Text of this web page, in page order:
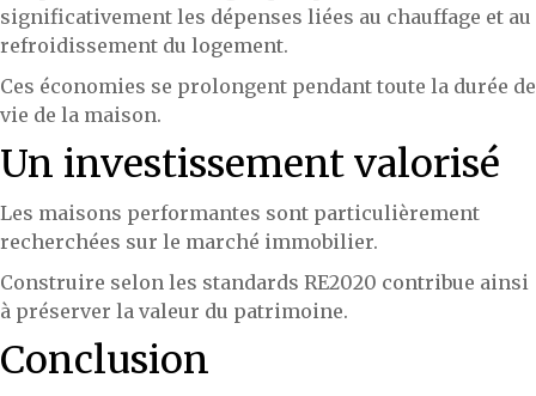
significativement les dépenses liées au chauffage et au
refroidissement du logement.
Ces économies se prolongent pendant toute la durée de
vie de la maison.
Un investissement valorisé
Les maisons performantes sont particulièrement
recherchées sur le marché immobilier.
Construire selon les standards RE2020 contribue ainsi
à préserver la valeur du patrimoine.
Conclusion